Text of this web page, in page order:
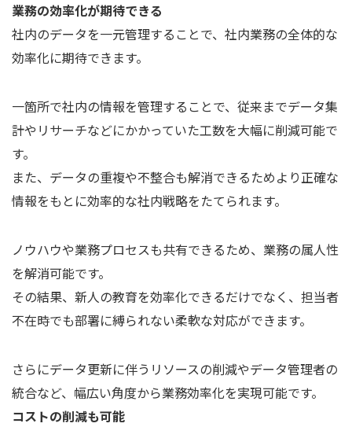
業務の効率化が期待できる
社内のデータを一元管理することで、社内業務の全体的な
効率化に期待できます。
一箇所で社内の情報を管理することで、従来までデータ集
計やリサーチなどにかかっていた工数を大幅に削減可能で
す。
また、データの重複や不整合も解消できるためより正確な
情報をもとに効率的な社内戦略をたてられます。
ノウハウや業務プロセスも共有できるため、業務の属人性
を解消可能です。
その結果、新人の教育を効率化できるだけでなく、担当者
不在時でも部署に縛られない柔軟な対応ができます。
さらにデータ更新に伴うリソースの削減やデータ管理者の
統合など、幅広い角度から業務効率化を実現可能です。
コストの削減も可能